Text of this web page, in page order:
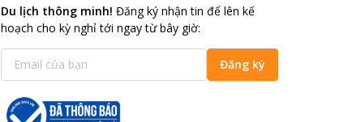
Du lịch thông minh! Đăng ký nhận tin để lên kế
hoạch cho kỳ nghỉ tới ngay từ bây giờ:
Đăng ký